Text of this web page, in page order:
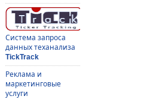
Система запроса
данных теханализа
TickTrack
Реклама и
маркетинговые
услуги